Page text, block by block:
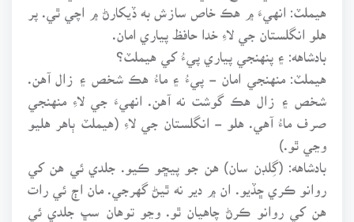
هيملٽ: انهيءَ ۾ هڪ خاص سازش به ڏيکارڻ ۾ اچي ٿي. پر
هلو انگلستان جي لاءِ خدا حافظ پياري امان.
بادشاهه: ۽ پنهنجي پياري پيءُ کي هيملٽ؟
هيملٽ: منهنجي امان - پيءُ ۽ ماءُ هڪ شخص ۽ زال آهن.
شخص ۽ زال هڪ گوشت نه آهن. انهيءَ جي لاءِ منهنجي
صرف ماءُ آهي. هلو - انگلستان جي لاءِ (هيملٽ ٻاهر هليو
وڃي ٿو.)
بادشاهه: (گِلڊن سان) هن جو پيڇو ڪيو. جلدي ئي هن کي
روانو ڪري ڇڏيو. ان ۾ دير نه ٿيڻ گهرجي. مان اڄ ئي رات
هن کي روانو ڪرڻ چاهيان ٿو. وڃو توهان سڀ جلدي ئي